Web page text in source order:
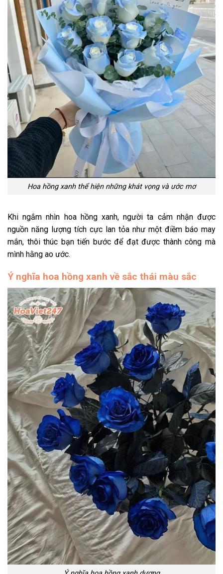
Hoa hồng xanh thể hiện những khát vọng và ước mơ
Khi ngắm nhìn hoa hồng xanh, người ta cảm nhận được
nguồn năng lượng tích cực lan tỏa như một điềm báo may
mắn, thôi thúc bạn tiến bước để đạt được thành công mà
mình hằng ao ước.
Ý nghĩa hoa hồng xanh về sắc thái màu sắc